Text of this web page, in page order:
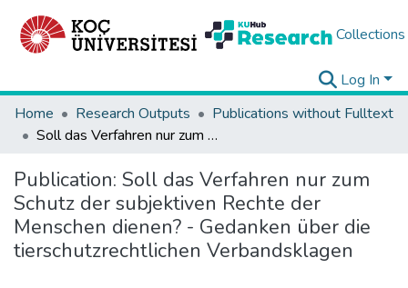
Collections
Log In
Home
Research Outputs
Publications without Fulltext
Soll das Verfahren nur zum Schutz der subjektiven Rechte der Menschen dienen? - Gedanken über die tierschutzrechtlichen Verbandsklagen
Publication: Soll das Verfahren nur zum
Schutz der subjektiven Rechte der
Menschen dienen? - Gedanken über die
tierschutzrechtlichen Verbandsklagen